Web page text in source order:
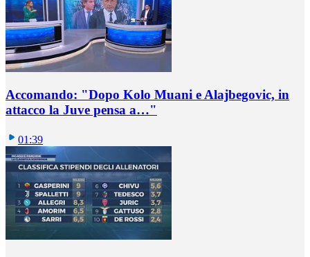
Accomando: "Dopo Kolo Muani e Alajbegovic, in
attacco la Juve pensa a…"
01:39